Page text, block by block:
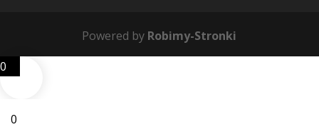
Powered by Robimy-Stronki
0
0